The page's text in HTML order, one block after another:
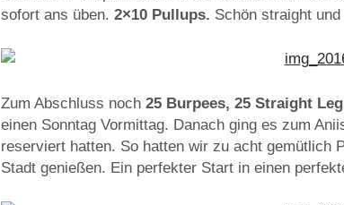
sofort ans üben. 2×10 Pullups. Schön straight
Zum Abschluss noch 25 Burpees, 25 Straight
einen Sonntag Vormittag. Danach ging es zum
reserviert hatten. So hatten wir zu acht gemütlich
Stadt genießen. Ein perfekter Start in einen